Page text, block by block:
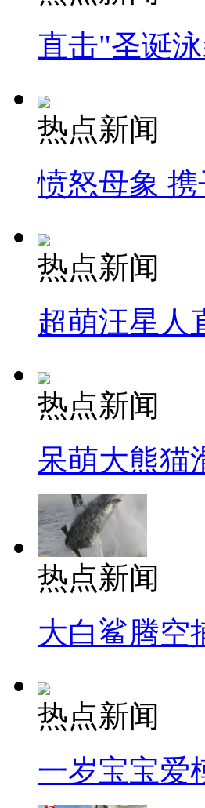
直击"圣诞
热点新闻
愤怒母象
热点新闻
超萌汪星人
热点新闻
呆萌大熊猫
热点新闻
大白鲨腾空
热点新闻
一岁宝宝爱